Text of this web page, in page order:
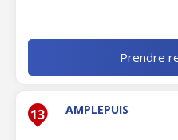
Prendre
13 AMPLEPUIS